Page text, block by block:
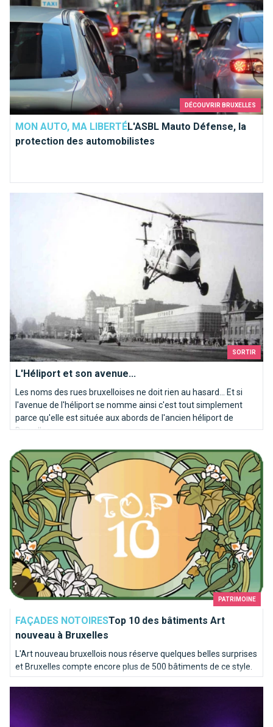
DÉCOUVRIR BRUXELLES
MON AUTO, MA LIBERTÉL'ASBL Mauto Défense, la
protection des automobilistes
SORTIR
L'Héliport et son avenue...
Les noms des rues bruxelloises ne doit rien au hasard... Et si
l'avenue de l'héliport se nomme ainsi c'est tout simplement
parce qu'elle est située aux abords de l'ancien héliport de
Bruxelles.
L'Héliport et son avenue...
PATRIMOINE
FAÇADES NOTOIRESTop 10 des bâtiments Art
nouveau à Bruxelles
L'Art nouveau bruxellois nous réserve quelques belles surprises
et Bruxelles compte encore plus de 500 bâtiments de ce style.